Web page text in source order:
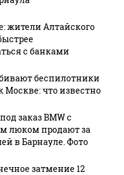
не
ажиотаж
жители Алтайского
с банками
беспилотники
Москве: что известно
заказ BMW с
люком продают за
в Барнауле. Фото
затмение 12